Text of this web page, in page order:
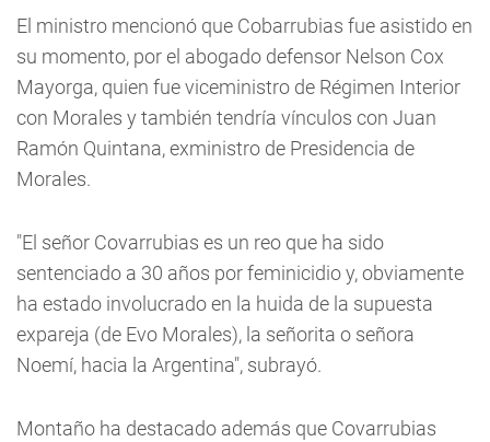
El ministro mencionó que Cobarrubias fue asistido en
su momento, por el abogado defensor Nelson Cox
Mayorga, quien fue viceministro de Régimen Interior
con Morales y también tendría vínculos con Juan
Ramón Quintana, exministro de Presidencia de
Morales.
"El señor Covarrubias es un reo que ha sido
sentenciado a 30 años por feminicidio y, obviamente
ha estado involucrado en la huida de la supuesta
expareja (de Evo Morales), la señorita o señora
Noemí, hacia la Argentina", subrayó.
Montaño ha destacado además que Covarrubias